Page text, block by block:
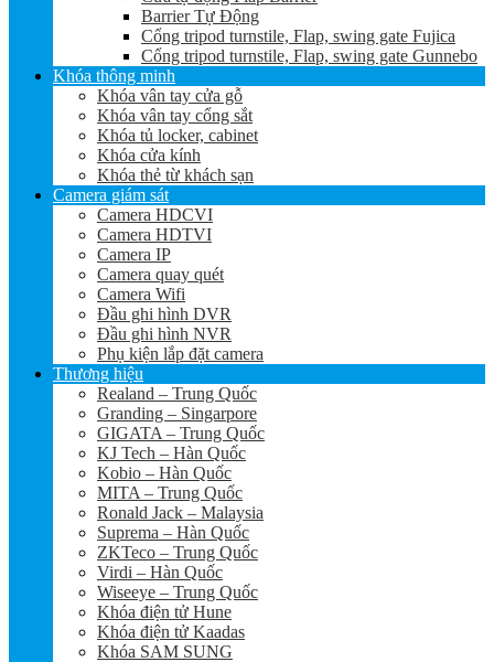
Barrier Tự Động
Cổng tripod turnstile, Flap, swing gate Fujica
Cổng tripod turnstile, Flap, swing gate Gunnebo
Khóa thông minh
Khóa vân tay cửa gỗ
Khóa vân tay cổng sắt
Khóa tủ locker, cabinet
Khóa cửa kính
Khóa thẻ từ khách sạn
Camera giám sát
Camera HDCVI
Camera HDTVI
Camera IP
Camera quay quét
Camera Wifi
Đầu ghi hình DVR
Đầu ghi hình NVR
Phụ kiện lắp đặt camera
Thương hiệu
Realand – Trung Quốc
Granding – Singarpore
GIGATA – Trung Quốc
KJ Tech – Hàn Quốc
Kobio – Hàn Quốc
MITA – Trung Quốc
Ronald Jack – Malaysia
Suprema – Hàn Quốc
ZKTeco – Trung Quốc
Virdi – Hàn Quốc
Wiseeye – Trung Quốc
Khóa điện tử Hune
Khóa điện tử Kaadas
Khóa SAM SUNG